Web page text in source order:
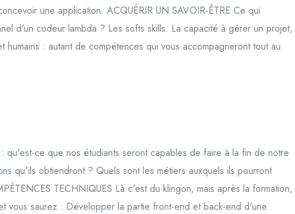
une application. ACQUÉRIR UN SAVOIR-ÊTRE Ce qui
d'un codeur lambda ? Les softs skills. La capacité à gérer un projet,
humains : autant de compétences qui vous accompagneront tout au
qu'est-ce que nos étudiants seront capables de faire à la fin de notre
qu'ils obtiendront ? Quels sont les métiers auxquels ils pourront
TECHNIQUES Là c'est du klingon, mais après la formation,
vous saurez : Développer la partie front-end et back-end d'une